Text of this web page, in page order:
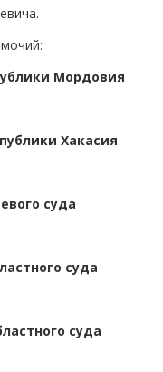
Мордовия
Хакасия
суда
суда
суда